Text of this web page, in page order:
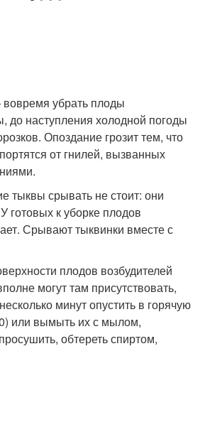
убрать плоды
до наступления холодной погоды
Опоздание грозит тем, что
от гнилей, вызванных
тыквы срывать не стоит: они
готовых к уборке плодов
Срывают тыквинки вместе с
плодов возбудителей
могут там присутствовать,
минут опустить в горячую
или вымыть их с мылом,
обтереть спиртом,